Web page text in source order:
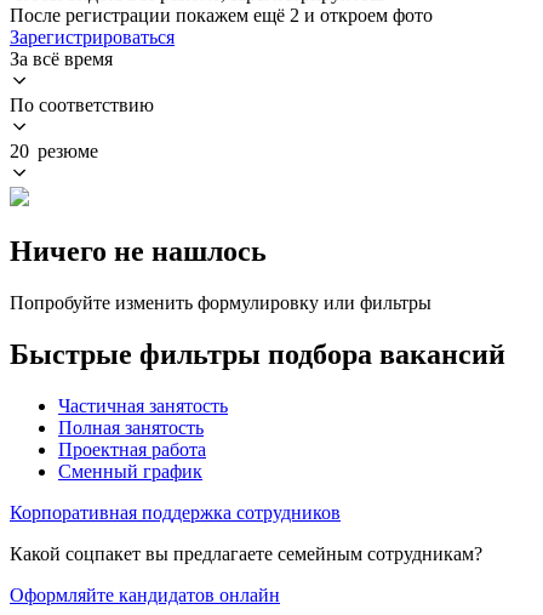
После регистрации покажем ещё 2 и откроем фото
Зарегистрироваться
За всё время
По соответствию
20 резюме
Ничего не нашлось
Попробуйте изменить формулировку или фильтры
Быстрые фильтры подбора вакансий
Частичная занятость
Полная занятость
Проектная работа
Сменный график
Корпоративная поддержка сотрудников
Какой соцпакет вы предлагаете семейным сотрудникам?
Оформляйте кандидатов онлайн